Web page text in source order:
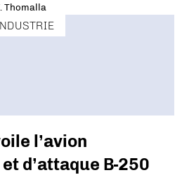
Thomalla
l’avion
d’attaque B-250